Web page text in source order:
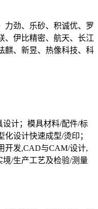
力劲、乐砂、积诚优、罗
、伊比精密、航天、长江
麒、新昱、热像科技、科
计；模具材料/配件/标
设计快速成型/烫印；
开发,CAD与CAM/设计,
/生产工艺及检验/测量